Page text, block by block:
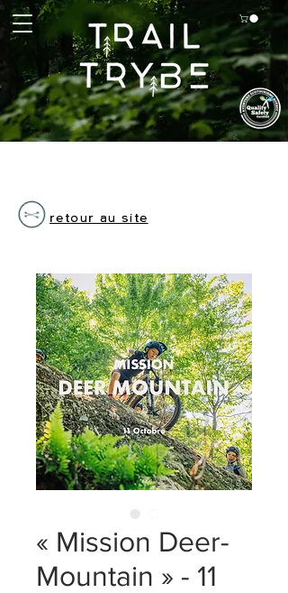
retour au site
« Mission Deer-
Mountain » - 11